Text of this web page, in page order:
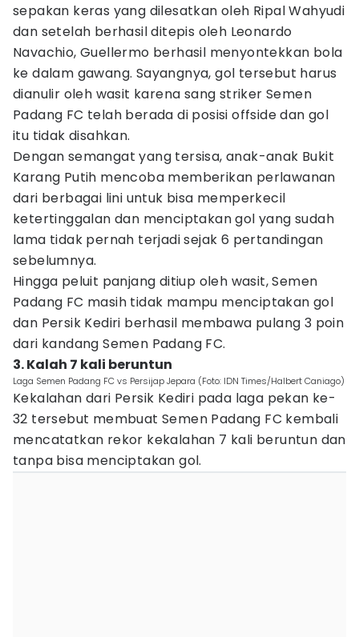
sepakan keras yang dilesatkan oleh Ripal Wahyudi
dan setelah berhasil ditepis oleh Leonardo
Navachio, Guellermo berhasil menyontekkan bola
ke dalam gawang. Sayangnya, gol tersebut harus
dianulir oleh wasit karena sang striker Semen
Padang FC telah berada di posisi offside dan gol
itu tidak disahkan.
Dengan semangat yang tersisa, anak-anak Bukit
Karang Putih mencoba memberikan perlawanan
dari berbagai lini untuk bisa memperkecil
ketertinggalan dan menciptakan gol yang sudah
lama tidak pernah terjadi sejak 6 pertandingan
sebelumnya.
Hingga peluit panjang ditiup oleh wasit, Semen
Padang FC masih tidak mampu menciptakan gol
dan Persik Kediri berhasil membawa pulang 3 poin
dari kandang Semen Padang FC.
3. Kalah 7 kali beruntun
Laga Semen Padang FC vs Persijap Jepara (Foto: IDN Times/Halbert Caniago)
Kekalahan dari Persik Kediri pada laga pekan ke-
32 tersebut membuat Semen Padang FC kembali
mencatatkan rekor kekalahan 7 kali beruntun dan
tanpa bisa menciptakan gol.